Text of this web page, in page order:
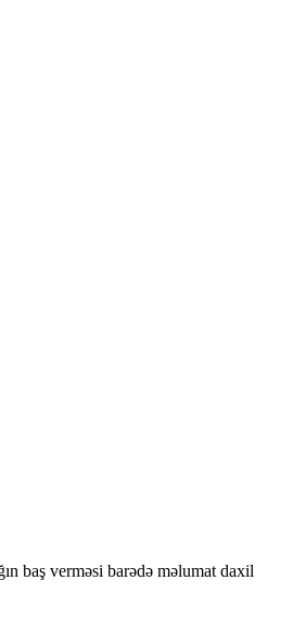
baş verməsi barədə məlumat daxil